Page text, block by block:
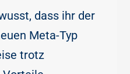
dass ihr der
Meta-Typ
trotz